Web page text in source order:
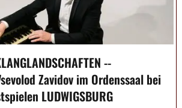
--
Zavidov im Ordenssaal bei
LUDWIGSBURG